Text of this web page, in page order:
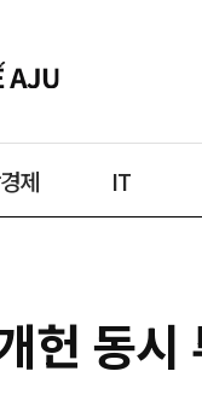
제 IT
헌 동